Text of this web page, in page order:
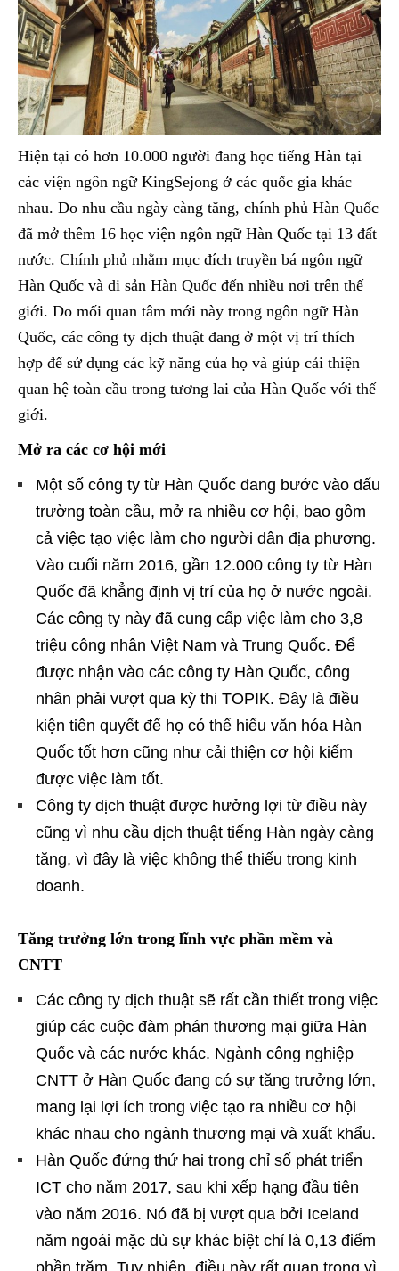
Hiện tại có hơn 10.000 người đang học tiếng Hàn tại
các viện ngôn ngữ KingSejong ở các quốc gia khác
nhau. Do nhu cầu ngày càng tăng, chính phủ Hàn Quốc
đã mở thêm 16 học viện ngôn ngữ Hàn Quốc tại 13 đất
nước. Chính phủ nhằm mục đích truyền bá ngôn ngữ
Hàn Quốc và di sản Hàn Quốc đến nhiều nơi trên thế
giới. Do mối quan tâm mới này trong ngôn ngữ Hàn
Quốc, các công ty dịch thuật đang ở một vị trí thích
hợp để sử dụng các kỹ năng của họ và giúp cải thiện
quan hệ toàn cầu trong tương lai của Hàn Quốc với thế
giới.
Mở ra các cơ hội mới
Một số công ty từ Hàn Quốc đang bước vào đấu
trường toàn cầu, mở ra nhiều cơ hội, bao gồm
cả việc tạo việc làm cho người dân địa phương.
Vào cuối năm 2016, gần 12.000 công ty từ Hàn
Quốc đã khẳng định vị trí của họ ở nước ngoài.
Các công ty này đã cung cấp việc làm cho 3,8
triệu công nhân Việt Nam và Trung Quốc. Để
được nhận vào các công ty Hàn Quốc, công
nhân phải vượt qua kỳ thi TOPIK. Đây là điều
kiện tiên quyết để họ có thể hiểu văn hóa Hàn
Quốc tốt hơn cũng như cải thiện cơ hội kiếm
được việc làm tốt.
Công ty dịch thuật được hưởng lợi từ điều này
cũng vì nhu cầu dịch thuật tiếng Hàn ngày càng
tăng, vì đây là việc không thể thiếu trong kinh
doanh.
Tăng trưởng lớn trong lĩnh vực phần mềm và
CNTT
Các công ty dịch thuật sẽ rất cần thiết trong việc
giúp các cuộc đàm phán thương mại giữa Hàn
Quốc và các nước khác. Ngành công nghiệp
CNTT ở Hàn Quốc đang có sự tăng trưởng lớn,
mang lại lợi ích trong việc tạo ra nhiều cơ hội
khác nhau cho ngành thương mại và xuất khẩu.
Hàn Quốc đứng thứ hai trong chỉ số phát triển
ICT cho năm 2017, sau khi xếp hạng đầu tiên
vào năm 2016. Nó đã bị vượt qua bởi Iceland
năm ngoái mặc dù sự khác biệt chỉ là 0,13 điểm
phần trăm. Tuy nhiên, điều này rất quan trọng vì